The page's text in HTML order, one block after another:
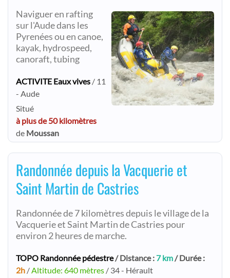
Naviguer en rafting
sur l'Aude dans les
Pyrenées ou en canoe,
kayak, hydrospeed,
canoraft, tubing
ACTIVITE Eaux vives / 11
- Aude
Situé
à plus de 50 kilomètres
de Moussan
Randonnée depuis la Vacquerie et
Saint Martin de Castries
Randonnée de 7 kilomètres depuis le village de la
Vacquerie et Saint Martin de Castries pour
environ 2 heures de marche.
TOPO Randonnée pédestre/ Distance : 7 km/ Durée :
2h /Altitude: 640 mètres / 34 - Hérault